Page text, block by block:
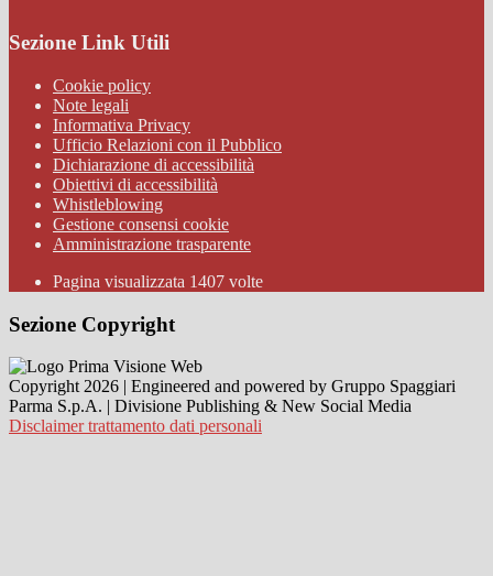
Sezione Link Utili
Cookie policy
Note legali
Informativa Privacy
Ufficio Relazioni con il Pubblico
Dichiarazione di accessibilità
Obiettivi di accessibilità
Whistleblowing
Gestione consensi cookie
Amministrazione trasparente
Pagina visualizzata 1407 volte
Sezione Copyright
Copyright 2026 | Engineered and powered by Gruppo Spaggiari
Parma S.p.A. | Divisione Publishing & New Social Media
Disclaimer trattamento dati personali